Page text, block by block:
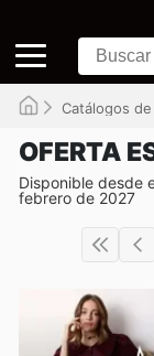
Catálogos
OFERTA
Disponible desde
febrero de 2027